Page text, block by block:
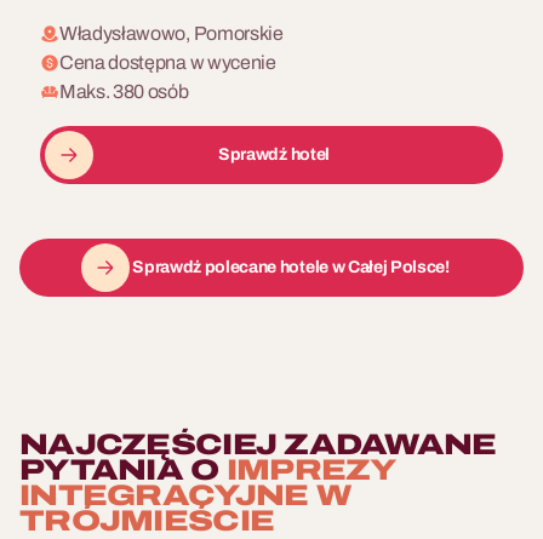
Władysławowo, Pomorskie
Cena dostępna w wycenie
Maks. 380 osób
Sprawdź hotel
Sprawdź polecane hotele w Całej Polsce!
NAJCZĘŚCIEJ ZADAWANE
PYTANIA O IMPREZY
INTEGRACYJNE W
TRÓJMIEŚCIE